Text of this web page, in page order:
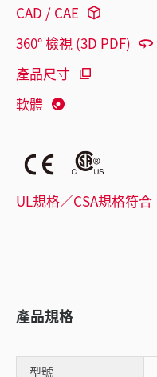
CAD / CAE
360° 檢視 (3D PDF)
產品尺寸
軟體
UL規格／CSA規格符合
產品規格
型號